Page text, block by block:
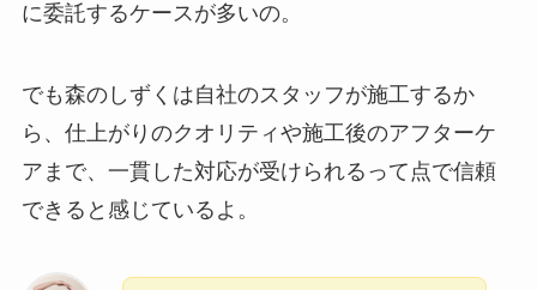
に委託するケースが多いの。
でも森のしずくは自社のスタッフが施工するか
ら、仕上がりのクオリティや施工後のアフターケ
アまで、一貫した対応が受けられるって点で信頼
できると感じているよ。